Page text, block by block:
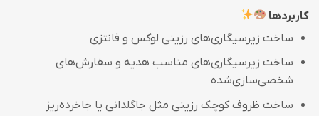
کاربردها
ساخت زیرسیگاری‌های رزینی لوکس و فانتزی
ساخت زیرسیگاری‌های مناسب هدیه و سفارش‌های
شخصی‌سازی‌شده
ساخت ظروف کوچک رزینی مثل جاگلدانی یا جاخرده‌ریز